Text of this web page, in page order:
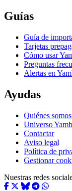
Guías
Guía de
Tarjetas
Cómo usar
Preguntas
Alertas en
Ayudas
Quiénes somos
Universo
Contactar
Aviso legal
Política de
Gestionar
Nuestras redes